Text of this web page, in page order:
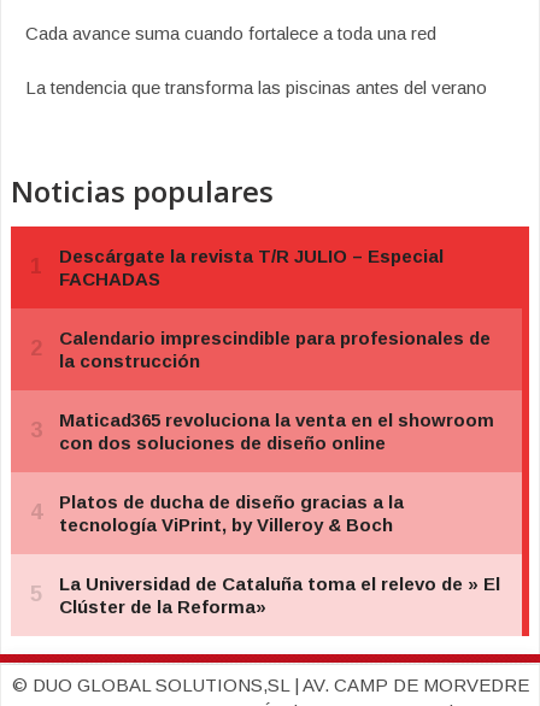
Cada avance suma cuando fortalece a toda una red
La tendencia que transforma las piscinas antes del verano
Noticias populares
© DUO GLOBAL SOLUTIONS,SL | AV. CAMP DE MORVEDRE